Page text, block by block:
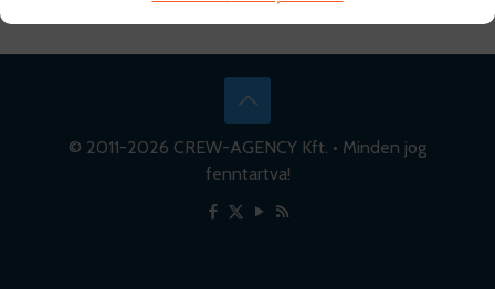
© 2011-2026 CREW-AGENCY Kft. • Minden jog
fenntartva!